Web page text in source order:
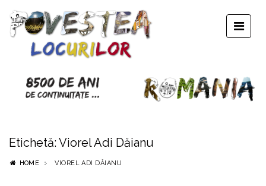
Etichetă:Viorel Adi Dăianu
HOME VIOREL ADI DĂIANU